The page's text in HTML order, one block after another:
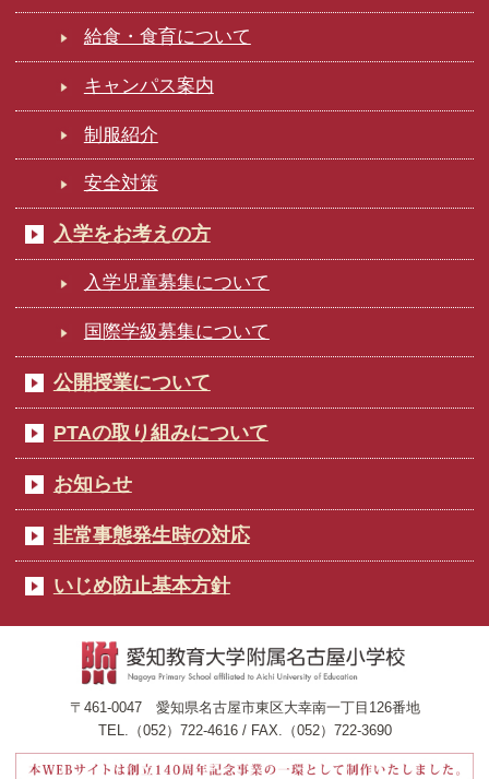
給食・食育について
キャンパス案内
制服紹介
安全対策
入学をお考えの方
入学児童募集について
国際学級募集について
公開授業について
PTAの取り組みについて
お知らせ
非常事態発生時の対応
いじめ防止基本方針
〒461-0047 愛知県名古屋市東区大幸南一丁目126番地
TEL.（052）722-4616 / FAX.（052）722-3690